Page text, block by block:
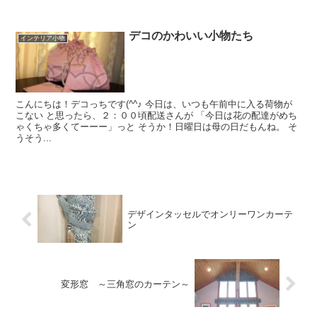
インテリア小物 デコのかわいい小物たち
こんにちは！デコっちです(^^♪ 今日は、いつも午前中に入る荷物が
こない と思ったら、２：００頃配送さんが 「今日は花の配達がめち
ゃくちゃ多くてーーー」っと そうか！日曜日は母の日だもんね。 そ
うそう...
デザインタッセルでオンリーワンカーテ
ン
変形窓 ～三角窓のカーテン～